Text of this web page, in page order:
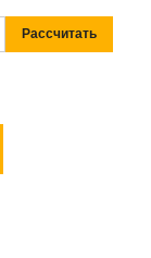
Рассчитать